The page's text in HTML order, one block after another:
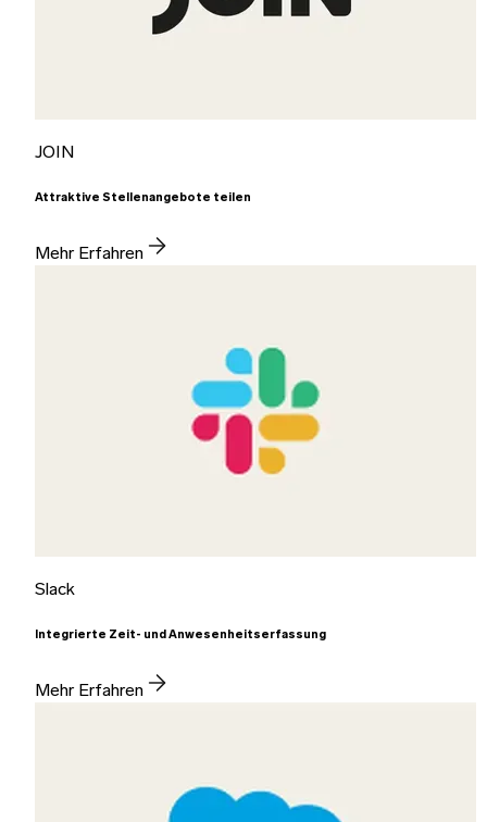
JOIN
Attraktive Stellenangebote teilen
Mehr Erfahren
Slack
Integrierte Zeit- und Anwesenheitserfassung
Mehr Erfahren